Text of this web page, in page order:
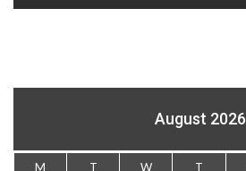
August 2026
M T W T